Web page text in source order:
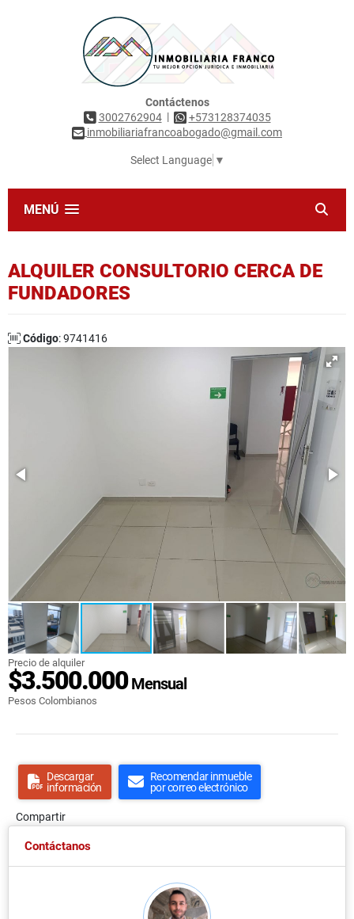
Contáctenos
3002762904|
+573128374035
inmobiliariafrancoabogado@gmail.com
Select Language ▼
MENÚ
ALQUILER CONSULTORIO CERCA DE
FUNDADORES
Código: 9741416
Precio de alquiler
$3.500.000Mensual
Pesos Colombianos
Descargar
información
Recomendar inmueble
por correo electrónico
Compartir
Contáctanos